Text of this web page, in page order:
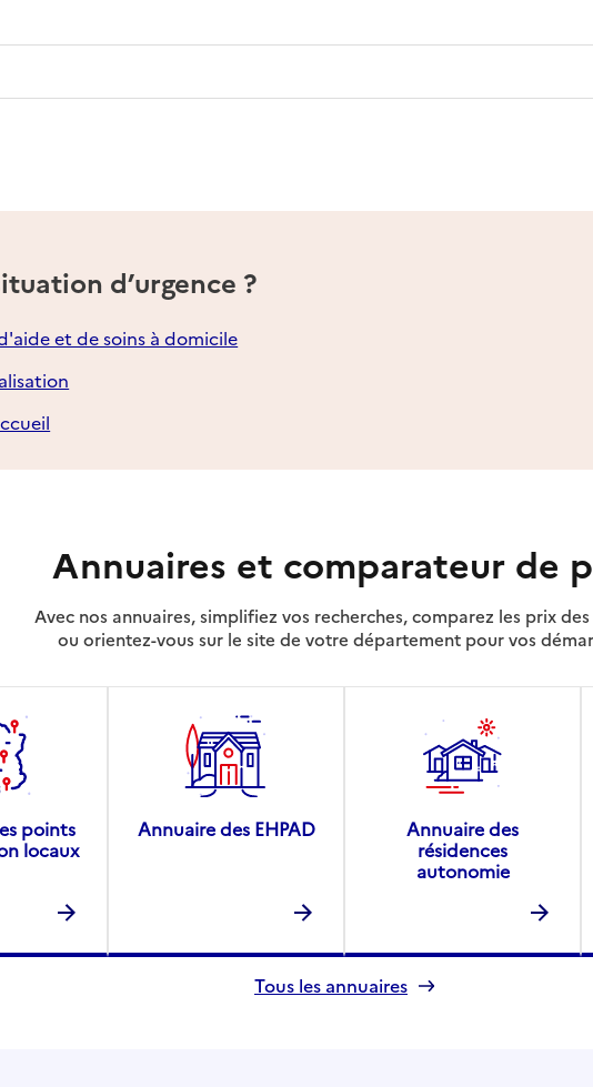
d’urgence ?
et de soins à domicile
Annuaires et comparateur de
Avec nos annuaires, simplifiez vos recherches, comparez les prix des
ou orientez-vous sur le site de votre département pour vos
points
locaux
Annuaire des EHPAD
Annuaire des
résidences
autonomie
Tous les annuaires